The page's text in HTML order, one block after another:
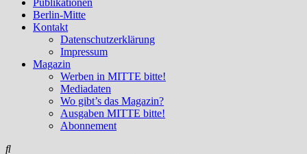
Publikationen
Berlin-Mitte
Kontakt
Datenschutzerklärung
Impressum
Magazin
Werben in MITTE bitte!
Mediadaten
Wo gibt’s das Magazin?
Ausgaben MITTE bitte!
Abonnement